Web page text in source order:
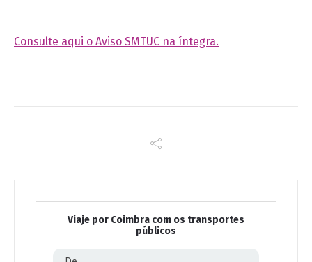
Consulte aqui o Aviso SMTUC na íntegra.
Viaje por Coimbra com os transportes
públicos